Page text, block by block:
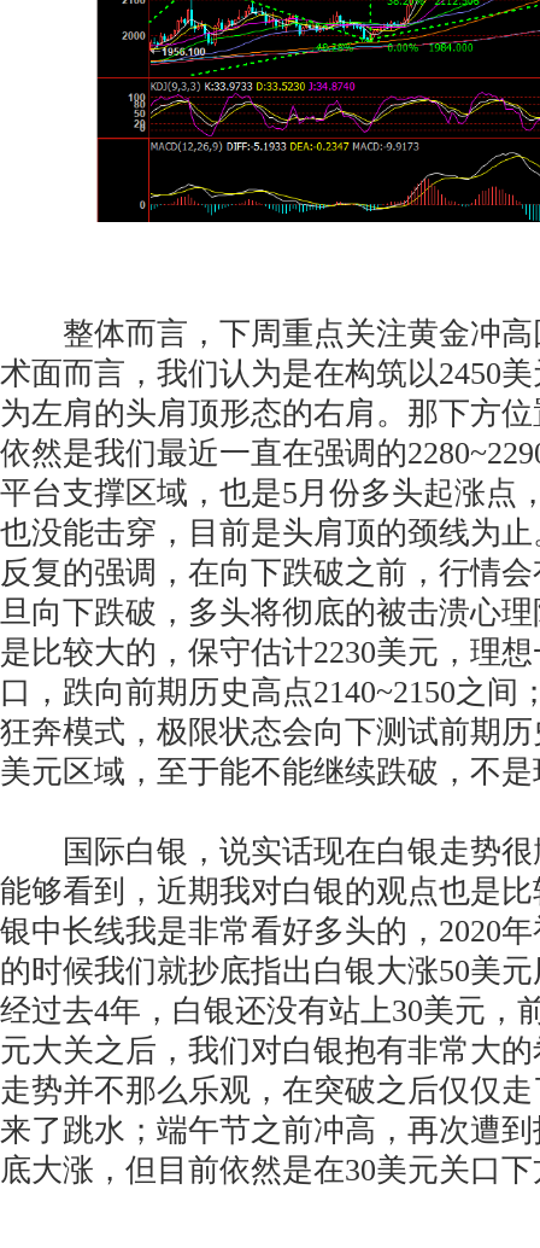
整体而言，下周重点关注黄金冲高
术面而言，我们认为是在构筑以2450
为左肩的头肩顶形态的右肩。那下方
依然是我们最近一直在强调的
平台支撑区域，也是5月份多头起涨点
也没能击穿，目前是头肩顶的颈线为
反复的强调，在向下跌破之前，行情
旦向下跌破，多头将彻底的被击溃心
是比较大的，保守估计2230美元，理
口，跌向前期历史高点2140~2150之间
狂奔模式，极限状态会向下测试前期历
美元区域，至于能不能继续跌破，不
国际白银，说实话现在白银走势很
能够看到，近期我对白银的观点也是
银中长线我是非常看好多头的，2020
的时候我们就抄底指出白银大涨50美
经过去4年，白银还没有站上30美元，
元大关之后，我们对白银抱有非常大
走势并不那么乐观，在突破之后仅仅
来了跳水；端午节之前冲高，再次遭
底大涨，但目前依然是在30美元关口